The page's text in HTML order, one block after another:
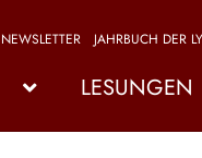
NEWSLETTER JAHRBUCH DER
LESUNGEN